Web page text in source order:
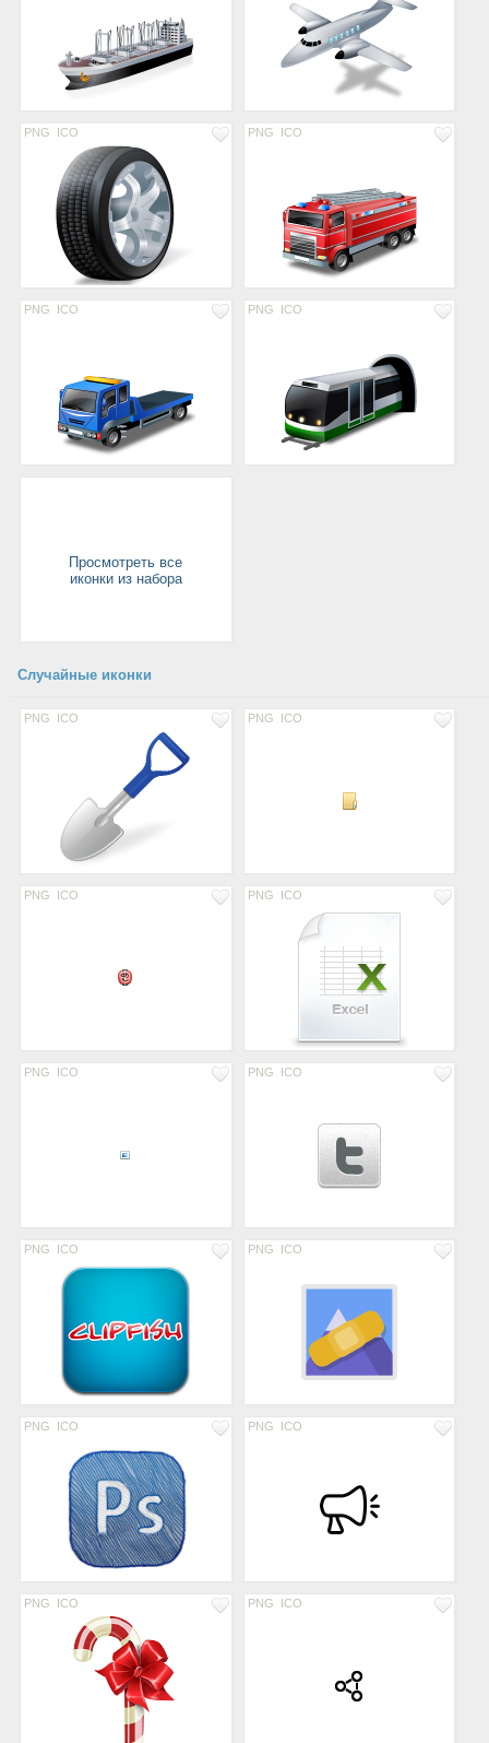
PNG ICO PNG ICO
PNG ICO PNG ICO
Просмотреть все
иконки из набора
Случайные иконки
PNG ICO PNG ICO
PNG ICO PNG ICO
PNG ICO PNG ICO
PNG ICO PNG ICO
PNG ICO PNG ICO
PNG ICO PNG ICO